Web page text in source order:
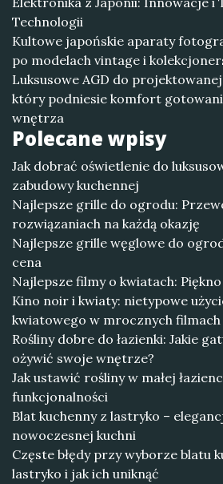
Technologii
Kultowe japońskie aparaty
po modelach vintage i
Luksusowe AGD do
który podniesie komfort
wnętrza
Polecane wpisy
Jak dobrać oświetlenie do
zabudowy kuchennej
Najlepsze grille do ogrodu:
rozwiązaniach na każdą okazję
Najlepsze grille węglowe do
cena
Najlepsze filmy o kwiatach:
Kino noir i kwiaty: nietypowe
kwiatowego w mrocznych filmach
Rośliny dobre do łazienki: Jakie
ożywić swoje wnętrze?
Jak ustawić rośliny w małej
funkcjonalności
Blat kuchenny z lastryko –
nowoczesnej kuchni
Częste błędy przy wyborze blatu
lastryko i jak ich uniknąć